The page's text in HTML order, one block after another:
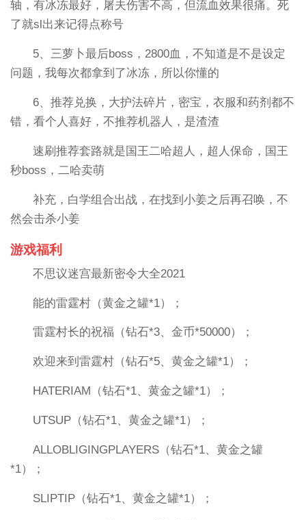
轴，有冰冻最好，屠夫伤害不高，但流血效果很痛。死
了就sl出来记得点称号
5、三萝卜最后boss，2800血，不知道是不是设定
问题，我每次都拿到了冰冻，所以你懂的
6、推荐兑换，大护法碎片，密宝，衣服和药剂都不
错，看个人喜好，不推荐机器人，是渣渣
速刷推荐套路就是国王二哈超人，超人保命，国王
秒boss，二哈卖萌
补充，白学组合出战，在找到小姜之后再召唤，不
然会击杀小姜
游戏福利
不思议迷宫最新密令大全2021
能的雷霆村（黄金之罐*1）；
雷霆村长的祝福（钻石*3、金币*50000）；
欢迎来到雷霆村（钻石*5、黄金之罐*1）；
HATERIAM（钻石*1、黄金之罐*1）；
UTSUP（钻石*1、黄金之罐*1）；
ALLOBLIGINGPLAYERS（钻石*1、黄金之罐
*1）；
SLIPTIP（钻石*1、黄金之罐*1）；